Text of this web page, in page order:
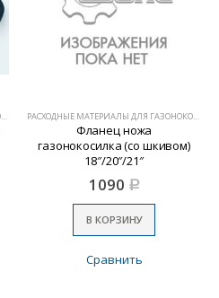
РАСХОДНЫЕ МАТЕРИАЛЫ ДЛЯ ГАЗОНОКОСИЛОК РАСХОДНЫЕ МАТЕРИАЛЫ ДЛЯ ГАЗОНОКОСИЛОК
Фланец ножа
газонокосилка (со шкивом)
18″/20″/21″
1090 Р
В КОРЗИНУ
Сравнить